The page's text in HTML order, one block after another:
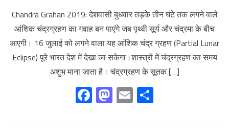
Chandra Grahan 2019: देशवासी बुधवार तड़के तीन घंटे तक लगने वाले
आंशिक चंद्रग्रहण का गवाह बन पाएंगे जब पृथ्वी सूर्य और चंद्रमा के बीच
आएगी। 16 जुलाई को लगने वाला यह आंशिक चंद्र ग्रहण (Partial Lunar
Eclipse) पूरे भारत देश में देखा जा सकेगा।शास्त्रों में चंद्रग्रहण का समय
अशुभ माना जाता है। चंद्रग्रहण के सूतक […]
Facebook
Mastodon
Email